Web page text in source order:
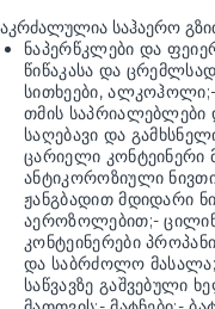
აკრძალულია საჰაერო
ნაპერწკლები და
წიწაკასა და
სითხეები,
თმის საპრიალებლები
საღებავი და
ცარიელი კონტეინერი
ანტიკოროზიული
ჟანგბადით მდიდარი
აეროზოლებით;-
კონტეინერები
და საბრძოლო
საწვავზე გაშვებული